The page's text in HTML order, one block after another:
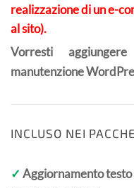
realizzazione di un e-
al sito).
Vorresti
manutenzione
INCLUSO NEI
✓ Aggiornamento testo